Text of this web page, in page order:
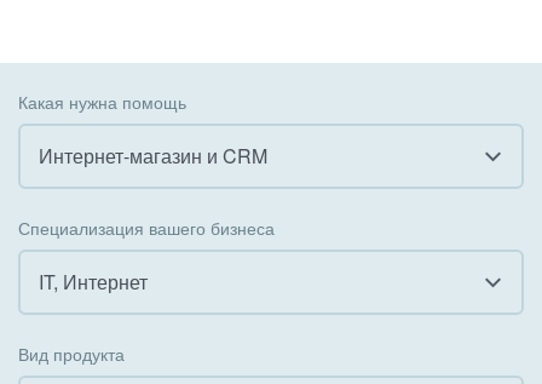
Какая нужна помощь
Интернет-магазин и CRM
Внедрение КЭДО
Интеграция с 1С
Специализация вашего бизнеса
IT, Интернет
Вид продукта